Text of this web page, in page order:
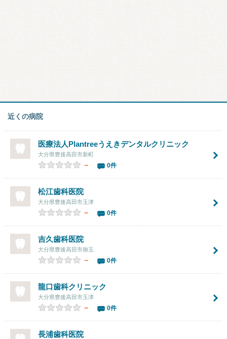
近くの病院
医療法人Plantreeうえきデンタルクリニック
大分県豊後高田市新町
－ 0件
松江歯科医院
大分県豊後高田市玉津
－ 0件
吉久歯科医院
大分県豊後高田市御玉
－ 0件
龍口歯科クリニック
大分県豊後高田市玉津
－ 0件
長浦歯科医院